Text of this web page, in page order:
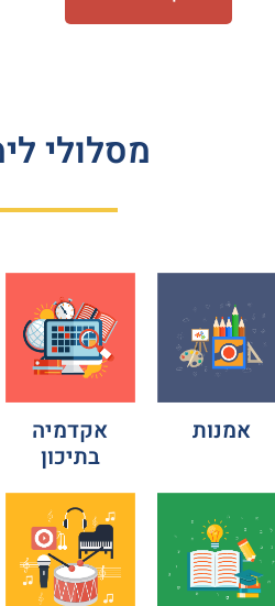
מסלולי
אמנות
אקדמיה
בתיכון